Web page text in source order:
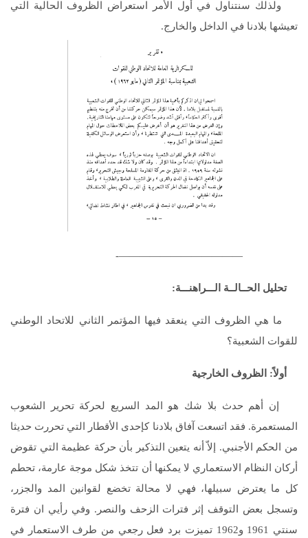
ولذلك سنتناول في أول الأمر استعراض الظروف الحالية التي
تعيشها بلادنا في الداخل والخارج.
————————————-
تحليل الحــالــة الـــراهنـــة:
ما هي الظروف التي ينعقد فيها المؤتمر الثاني للاتحاد الوطني
للقوات الشعبية؟
أولاً: الظروف الخارجية
إن أهم حدث بلا شك هو المد السريع لحركة تحرير الشعوب
المستعمرة. فقد اتسعت آفاق بلادنا كإحدى الأقطار التي تحررت حديثا
من الحكم الأجنبي. إلاّ أنه يتعين التذكير بأن حركة عظيمة التي تقوض
أركان النظام الاستعماري لا يمكنها أن تتخذ شكل موجة عارمة، تحطم
كل ما يعترض سبيلها، فهي لا محالة تخضع لقوانين المد والجزر،
وتسجل بعض التوقف إثر فترات الزحف والنصر. وفي رأيي ان فترة
سنتي 1961 و1962 تميزت برد فعل رجعي من طرف الاستعمار في